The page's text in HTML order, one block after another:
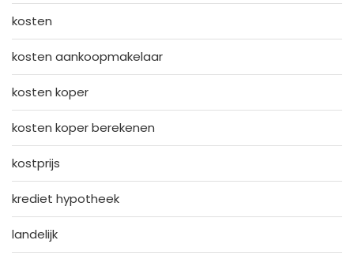
kosten
kosten aankoopmakelaar
kosten koper
kosten koper berekenen
kostprijs
krediet hypotheek
landelijk